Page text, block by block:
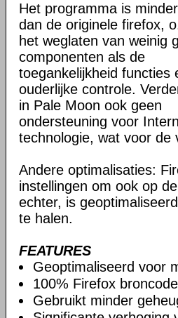
Het programma is
dan de originele firefox,
het weglaten van weinig
componenten als de
toegankelijkheid functies
ouderlijke controle.
in Pale Moon ook geen
ondersteuning voor
technologie, wat voor de
Andere optimalisaties:
instellingen om ook op
echter, is
te halen.
FEATURES
Geoptimaliseerd voor
100% Firefox
Gebruikt minder